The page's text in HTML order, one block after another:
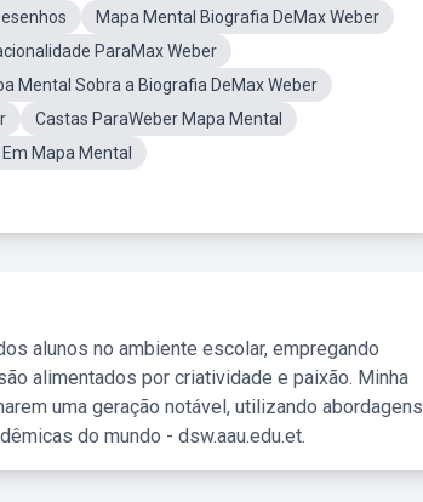
Mapa Mental Biografia DeMax Weber
ParaMax Weber
Mental Sobra a Biografia DeMax Weber
Castas ParaWeber Mapa Mental
Mapa Mental
alunos no ambiente escolar, empregando
alimentados por criatividade e paixão. Minha
uma geração notável, utilizando abordagens
do mundo - dsw.aau.edu.et.